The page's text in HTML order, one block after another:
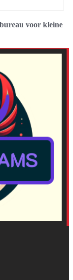
voor kleine